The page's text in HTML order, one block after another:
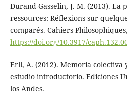
Durand-Gasselin, J. M. (2013). La
ressources: Réflexions sur
comparés. Cahiers
https://doi.org/10.3917/
Erll, A. (2012). Memoria
estudio introductorio. Ediciones
los Andes.